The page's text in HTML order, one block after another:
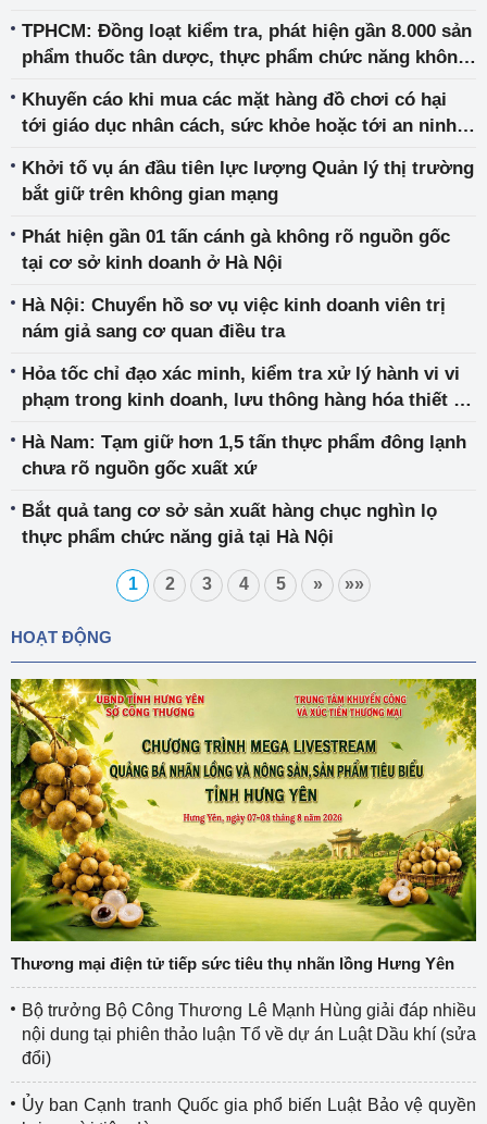
TPHCM: Đồng loạt kiểm tra, phát hiện gần 8.000 sản
phẩm thuốc tân dược, thực phẩm chức năng không
Khuyến cáo khi mua các mặt hàng đồ chơi có hại
tới giáo dục nhân cách, sức khỏe hoặc tới an ninh,
Khởi tố vụ án đầu tiên lực lượng Quản lý thị trường
bắt giữ trên không gian mạng
Phát hiện gần 01 tấn cánh gà không rõ nguồn gốc
tại cơ sở kinh doanh ở Hà Nội
Hà Nội: Chuyển hồ sơ vụ việc kinh doanh viên trị
nám giả sang cơ quan điều tra
Hỏa tốc chỉ đạo xác minh, kiểm tra xử lý hành vi vi
phạm trong kinh doanh, lưu thông hàng hóa thiết bị
Hà Nam: Tạm giữ hơn 1,5 tấn thực phẩm đông lạnh
chưa rõ nguồn gốc xuất xứ
Bắt quả tang cơ sở sản xuất hàng chục nghìn lọ
thực phẩm chức năng giả tại Hà Nội
1 2 3 4 5 » »»
HOẠT ĐỘNG
Thương mại điện tử tiếp sức tiêu thụ nhãn lồng Hưng Yên
Bộ trưởng Bộ Công Thương Lê Mạnh Hùng giải đáp nhiều
nội dung tại phiên thảo luận Tổ về dự án Luật Dầu khí (sửa
đổi)
Ủy ban Cạnh tranh Quốc gia phổ biến Luật Bảo vệ quyền